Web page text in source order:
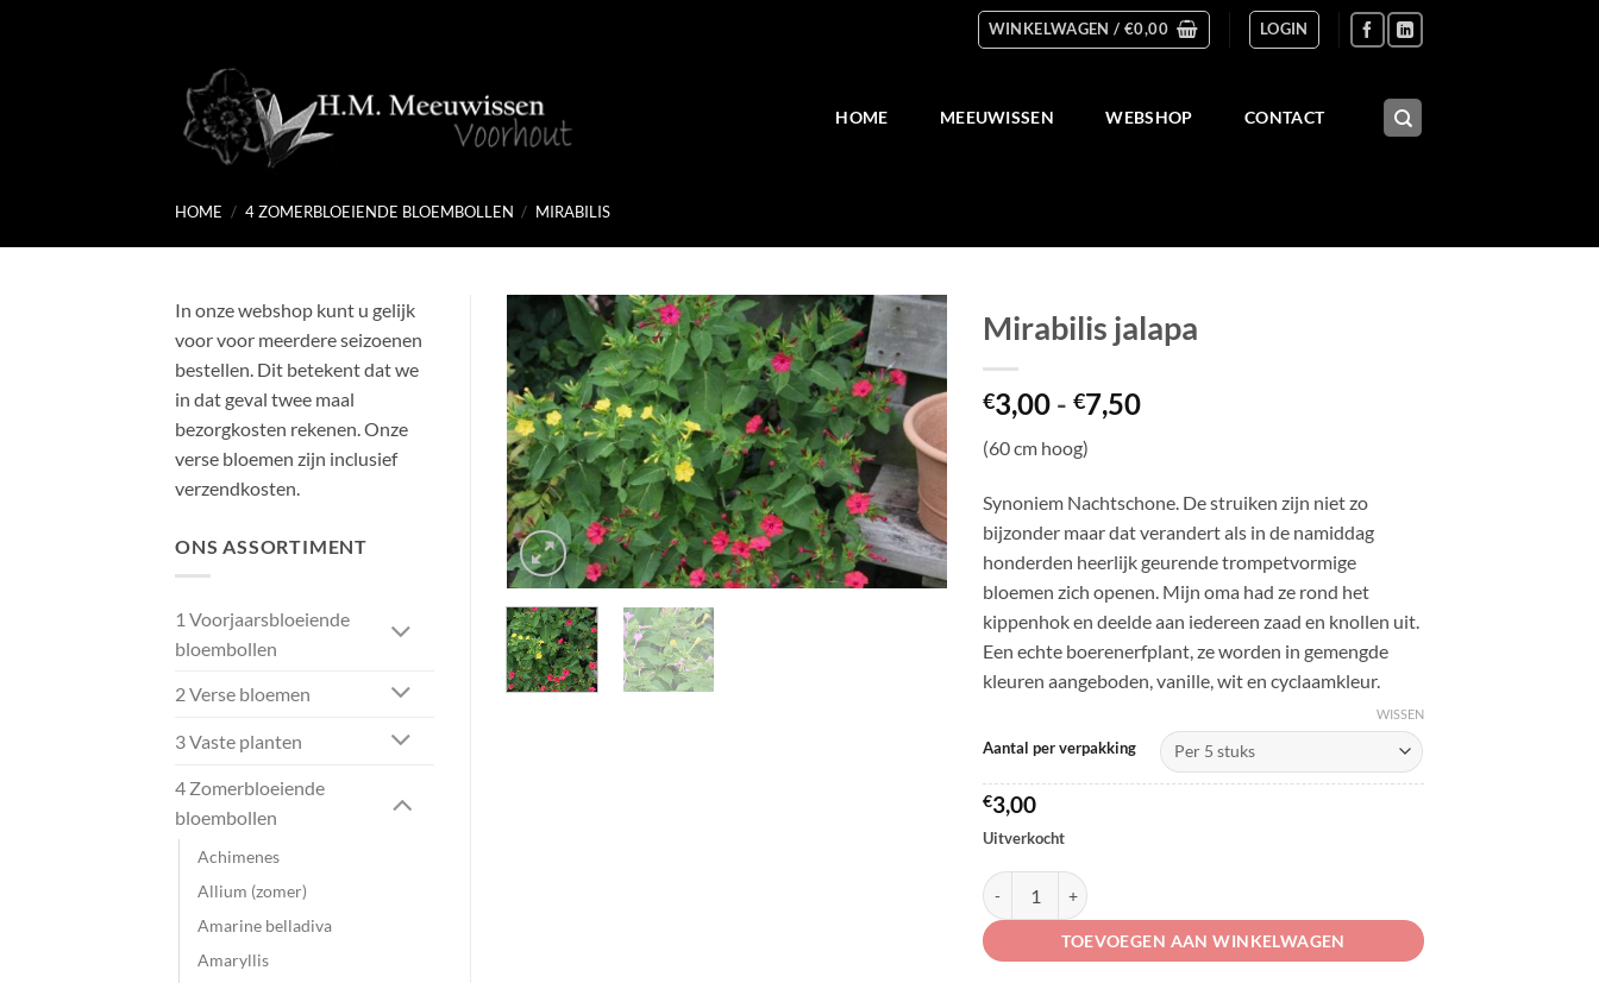
WINKELWAGEN / €0,00 LOGIN
HOME MEEUWISSEN WEBSHOP CONTACT
HOME / 4 ZOMERBLOEIENDE BLOEMBOLLEN / MIRABILIS
In onze webshop kunt u gelijk
voor voor meerdere seizoenen
bestellen. Dit betekent dat we
in dat geval twee maal
bezorgkosten rekenen. Onze
verse bloemen zijn inclusief
verzendkosten.
ONS ASSORTIMENT
1 Voorjaarsbloeiende
bloembollen
2 Verse bloemen
3 Vaste planten
4 Zomerbloeiende
bloembollen
Achimenes
Allium (zomer)
Amarine belladiva
Amaryllis
Toevoegen
aan
verlanglijst
Mirabilis jalapa
€3,00 - €7,50Prijsklasse:
€7,50
(60 cm hoog)
Synoniem Nachtschone. De struiken zijn niet zo
bijzonder maar dat verandert als in de namiddag
honderden heerlijk geurende trompetvormige
bloemen zich openen. Mijn oma had ze rond het
kippenhok en deelde aan iedereen zaad en knollen uit.
Een echte boerenerfplant, ze worden in gemengde
kleuren aangeboden, vanille, wit en cyclaamkleur.
Aantal per verpakking
WISSEN
€3,00
Uitverkocht
Mirabilis jalapa aantal
TOEVOEGEN AAN WINKELWAGEN